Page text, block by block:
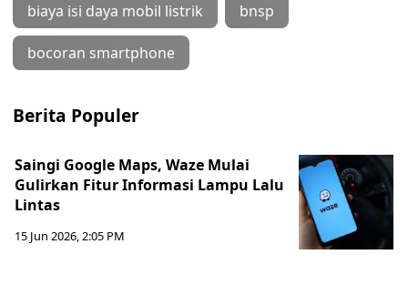
biaya isi daya mobil listrik bnsp
bocoran smartphone
Berita Populer
Saingi Google Maps, Waze Mulai
Gulirkan Fitur Informasi Lampu Lalu
Lintas
15 Jun 2026, 2:05 PM